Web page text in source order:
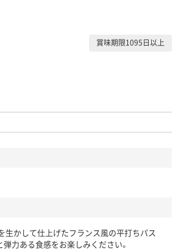
賞味期限1095日以上
生かして仕上げたフランス風の平打ちパス
力ある食感をお楽しみください。